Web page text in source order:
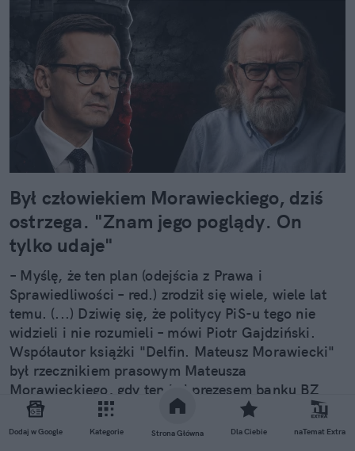
Dodaj w Google Kategorie Strona Główna Dla Ciebie naTemat Extra
Był człowiekiem Morawieckiego, dziś
ostrzega. "Znam jego poglądy. On
tylko udaje"
– Myślę, że ten plan (odejścia z Prawa i
Sprawiedliwości – red.) zrodził się wiele, wiele lat
temu. (...) Dziwię się, że politycy PiS-u tego nie
widzieli i nie rozumieli – mówi Piotr Gajdziński.
Współautor książki "Delfin. Mateusz Morawiecki"
był rzecznikiem prasowym Mateusza
Morawieckiego, gdy ten był prezesem banku BZ
WBK. W Rozmowie naTemat prowadzonej przez
Annę Dryjańską Gajdziński wymienia 3